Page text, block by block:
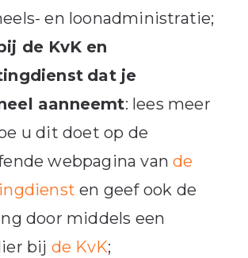
en loonadministratie;
de KvK en
dat je
aanneemt: lees meer
u dit doet op de
webpagina vande
en geef ook de
door middels een
bij de KvK;